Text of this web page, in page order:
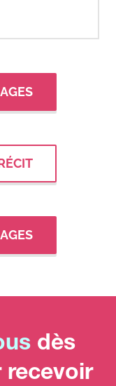
dès
recevoir